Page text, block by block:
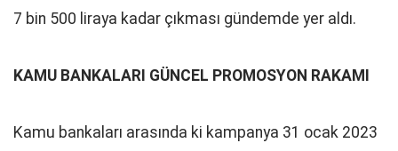
7 bin 500 liraya kadar çıkması gündemde yer aldı.
KAMU BANKALARI GÜNCEL PROMOSYON RAKAMI
Kamu bankaları arasında ki kampanya 31 ocak 2023